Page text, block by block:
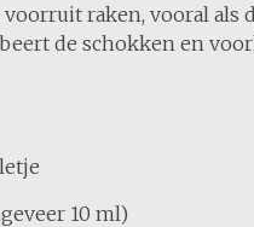
raken, vooral als
de schokken en
10 ml)